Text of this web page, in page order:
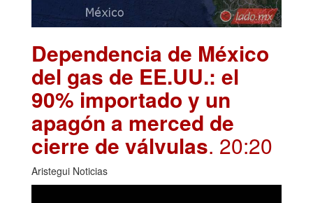
Dependencia de México
del gas de EE.UU.: el
90% importado y un
apagón a merced de
cierre de válvulas. 20:20
Aristegui Noticias